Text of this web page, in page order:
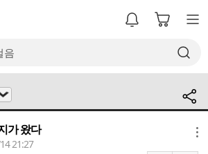
가 왔다
21:27